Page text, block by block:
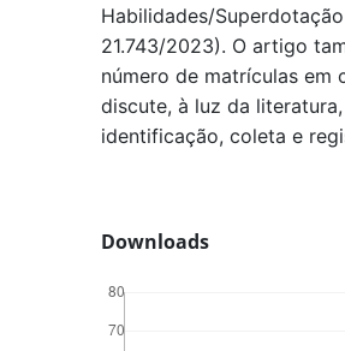
Habilidades/
21.743/2023). O artigo
número de matrículas em
discute, à luz da
identificação, coleta e
Downloads